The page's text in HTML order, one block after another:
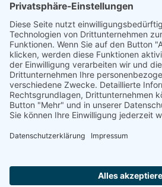
Abteilungsbeitrag aktive Spieler:
Jugendliche unter 18: 25 EUR
Erwachsene: 50 EUR
UMMELDEANTRAG
ÜBUNGSLEITERZUWENDUNGEN
INTERNE DOKUMENTE
Impressum